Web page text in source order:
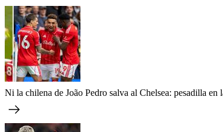
Ni la chilena de João Pedro salva al Chelsea: pesadilla en